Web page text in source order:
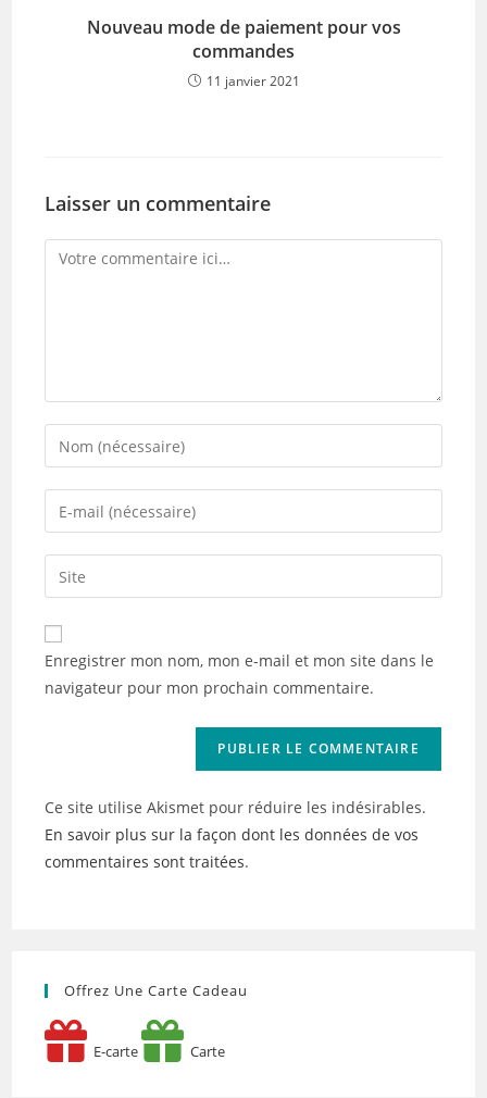
Nouveau mode de paiement pour vos
commandes
11 janvier 2021
Laisser un commentaire
Comment
Enter
your
name
comment
Enter
your
email
address
comment
Saisir
l’URL
de
votre
(facultatif)
Enregistrer mon nom, mon e-mail et mon site dans le
navigateur pour mon prochain commentaire.
Ce site utilise Akismet pour réduire les indésirables.
En savoir plus sur la façon dont les données de vos
commentaires sont traitées.
Offrez Une Carte Cadeau
E-carte Carte